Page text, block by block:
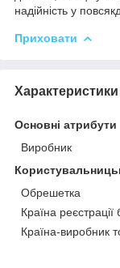
надійність у
Приховати
Характеристики
Основні атрибути
Виробник
Обрешетка
Країна реєстрації
Країна-виробник